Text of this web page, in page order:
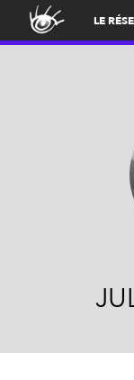
LE